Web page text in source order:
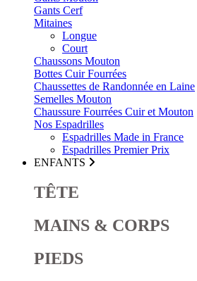
Gants Cerf
Mitaines
Longue
Court
Chaussons Mouton
Bottes Cuir Fourrées
Chaussettes de Randonnée en Laine
Semelles Mouton
Chaussure Fourrées Cuir et Mouton
Nos Espadrilles
Espadrilles Made in France
Espadrilles Premier Prix
ENFANTS
TÊTE
MAINS & CORPS
PIEDS